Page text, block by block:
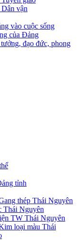
vận
vào cuộc sống
của Đảng
đạo đức, phong
tỉnh
thép Thái Nguyên
Thái Nguyên
TW Thái Nguyên
loại màu Thái